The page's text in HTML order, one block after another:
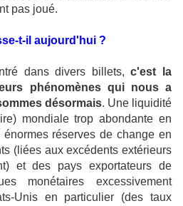
pas joué.
t-il aujourd'hui ?
dans divers billets,c'est la
phénomènes qui nous a
désormais. Une liquidité
mondiale trop abondante en
réserves de change en
(liées aux excédents extérieurs
et des pays exportateurs de
monétaires excessivement
Unis en particulier (des taux